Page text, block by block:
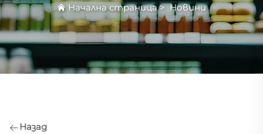
Начална страница>Новини
Назад